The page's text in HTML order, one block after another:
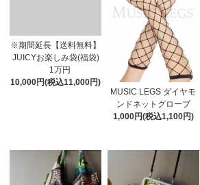
※期間延長【送料無料】
JUICYお楽しみ袋(福袋)
1万円
10,000円(税込11,000円)
MUSIC LEGS ダイヤモ
ンドネットグローブ
1,000円(税込1,100円)